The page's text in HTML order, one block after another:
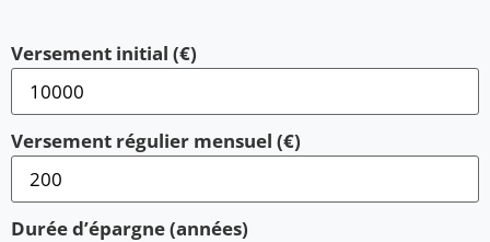
Versement initial (€)
Versement régulier mensuel (€)
Durée d’épargne (années)